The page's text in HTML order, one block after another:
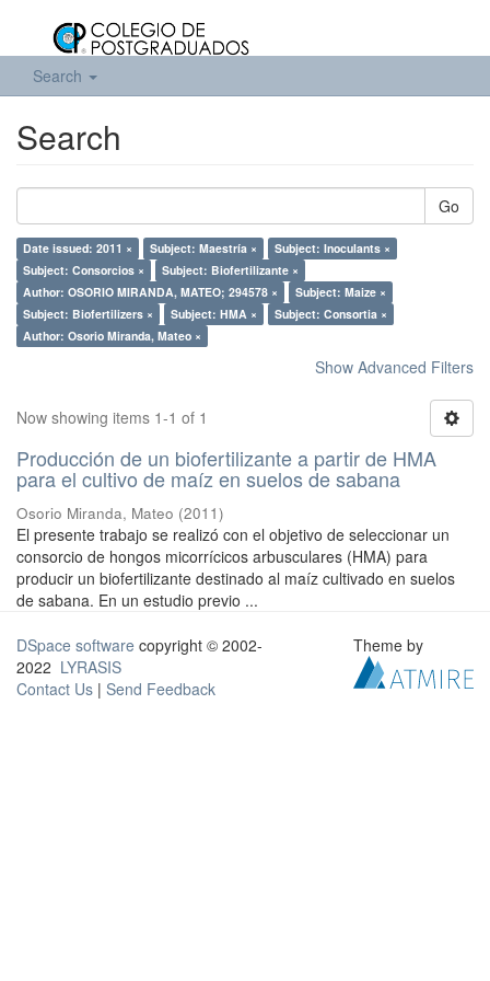
Search
Search
Go
Date issued: 2011 × Subject: Maestría ×
Subject: Inoculants ×
Subject: Consorcios ×
Subject: Biofertilizante ×
Author: OSORIO MIRANDA, MATEO; 294578 ×
Subject: Maize ×
Subject: Biofertilizers ×
Subject: HMA ×
Subject: Consortia ×
Author: Osorio Miranda, Mateo ×
Show Advanced Filters
Now showing items 1-1 of 1
Producción de un biofertilizante a partir de HMA
para el cultivo de maíz en suelos de sabana
Osorio Miranda, Mateo (2011)
El presente trabajo se realizó con el objetivo de seleccionar un
consorcio de hongos micorrícicos arbusculares (HMA) para
producir un biofertilizante destinado al maíz cultivado en suelos
de sabana. En un estudio previo ...
DSpace software copyright © 2002-
2022 LYRASIS
Contact Us | Send Feedback
Theme by